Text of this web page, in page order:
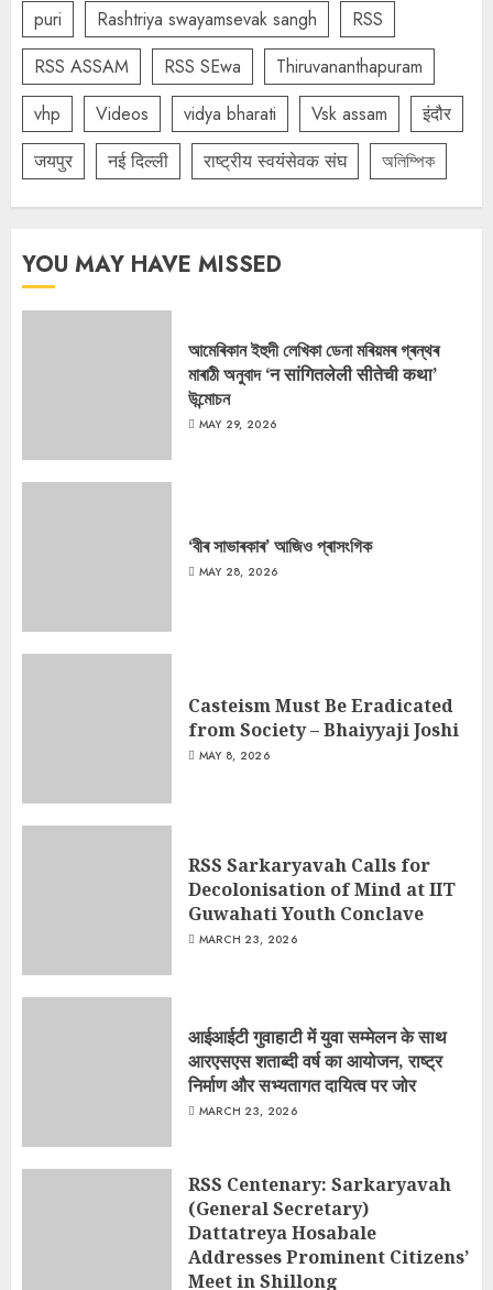
puri
Rashtriya swayamsevak sangh
RSS
RSS ASSAM
RSS SEwa
Thiruvananthapuram
vhp
Videos vidya bharati Vsk assam
इंदौर
जयपुर
नई दिल्ली राष्ट्रीय स्वयंसेवक संघ অলিম্পিক
YOU MAY HAVE MISSED
আমেৰিকান ইহুদী লেখিকা ডেনা মৰিয়মৰ গ্ৰন্থৰ
মাৰাঠী অনুবাদ ‘न सांगितलेली सीतेची कथा’
উন্মোচন
MAY 29, 2026
‘বীৰ সাভাৰকাৰ’ আজিও প্ৰাসংগিক
MAY 28, 2026
Casteism Must Be Eradicated
from Society – Bhaiyyaji Joshi
MAY 8, 2026
RSS Sarkaryavah Calls for
Decolonisation of Mind at IIT
Guwahati Youth Conclave
MARCH 23, 2026
आईआईटी गुवाहाटी में युवा सम्मेलन के साथ
आरएसएस शताब्दी वर्ष का आयोजन, राष्ट्र
निर्माण और सभ्यतागत दायित्व पर जोर
MARCH 23, 2026
RSS Centenary: Sarkaryavah
(General Secretary)
Dattatreya Hosabale
Addresses Prominent Citizens’
Meet in Shillong